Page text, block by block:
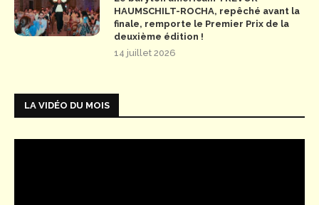
HAUMSCHILT-ROCHA, repêché avant la
finale, remporte le Premier Prix de la
deuxième édition !
14 juillet 2026
LA VIDÉO DU MOIS